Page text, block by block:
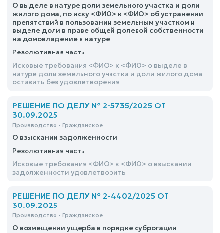
О выделе в натуре доли земельного участка и доли
жилого дома, по иску <ФИО> к <ФИО> об устранении
препятствий в пользовании земельным участком и
выделе доли в праве общей долевой собственности
на домовладение в натуре
Резолютивная часть
Исковые требования <ФИО> к <ФИО> о выделе в
натуре доли земельного участка и доли жилого дома
оставить без удовлетворения
РЕШЕНИЕ ПО ДЕЛУ № 2-5735/2025 ОТ
30.09.2025
Производство - Гражданское
О взыскании задолженности
Резолютивная часть
Исковые требования <ФИО> к <ФИО> о взыскании
задолженности удовлетворить
РЕШЕНИЕ ПО ДЕЛУ № 2-4402/2025 ОТ
30.09.2025
Производство - Гражданское
О возмещении ущерба в порядке суброгации